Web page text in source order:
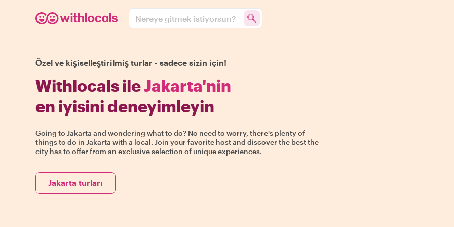
Nereye gitmek istiyorsun?
Özel ve kişiselleştirilmiş turlar - sadece sizin için!
Withlocals ileJakarta'nin
en iyisini deneyimleyin
Going to Jakarta and wondering what to do? No need to worry, there's plenty of
things to do in Jakarta with a local. Join your favorite host and discover the best the
city has to offer from an exclusive selection of unique experiences.
Jakarta turları